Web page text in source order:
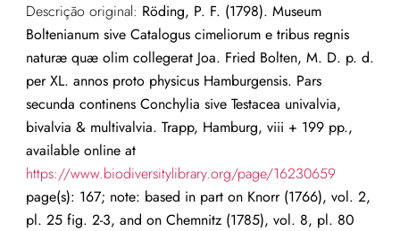
Descrição original: Röding, P. F. (1798). Museum
Boltenianum sive Catalogus cimeliorum e tribus regnis
naturæ quæ olim collegerat Joa. Fried Bolten, M. D. p. d.
per XL. annos proto physicus Hamburgensis. Pars
secunda continens Conchylia sive Testacea univalvia,
bivalvia & multivalvia. Trapp, Hamburg, viii + 199 pp.,
available online at
https://www.biodiversitylibrary.org/page/16230659
page(s): 167; note: based in part on Knorr (1766), vol. 2,
pl. 25 fig. 2-3, and on Chemnitz (1785), vol. 8, pl. 80